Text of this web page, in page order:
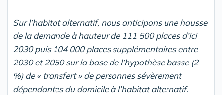
Sur l’habitat alternatif, nous anticipons une hausse
de la demande à hauteur de 111 500 places d’ici
2030 puis 104 000 places supplémentaires entre
2030 et 2050 sur la base de l’hypothèse basse (2
%) de « transfert » de personnes sévèrement
dépendantes du domicile à l’habitat alternatif.